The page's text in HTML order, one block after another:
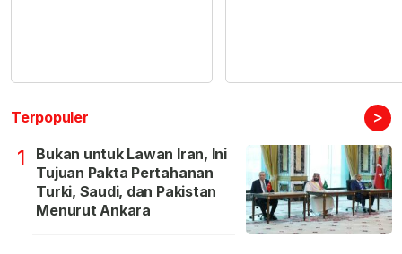
Terpopuler >
1
Bukan untuk Lawan Iran, Ini
Tujuan Pakta Pertahanan
Turki, Saudi, dan Pakistan
Menurut Ankara